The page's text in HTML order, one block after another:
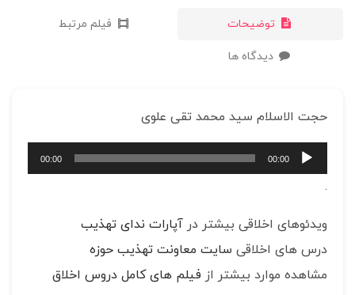
توضیحات فیلم مرتبط
دیدگاه ها
حجت الاسلام سید محمد تقی علوی
پخش‌کننده
صوت
00:00
00:00
.
ویدئوهای اخلاقی بیشتر در آپارات ندای تهذیب
درس های اخلاقی سایت معاونت تهذیب حوزه
مشاهده موارد بیشتر از فیلم های کامل دروس اخلاق